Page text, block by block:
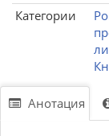
Категории
Анотация